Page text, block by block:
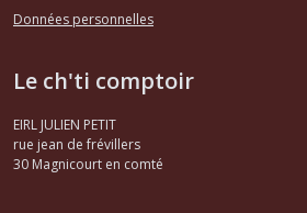
Données personnelles
Le ch'ti comptoir
EIRL JULIEN PETIT
rue jean de frévillers
30 Magnicourt en comté